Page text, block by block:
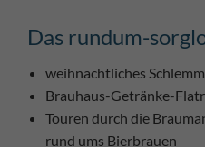
Das rundum-
weihnachtliches
Brauhaus-Getränke-
Touren durch die
rund ums Bierbrauen